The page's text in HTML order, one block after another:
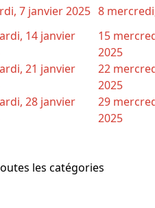
7 janvier 2025 8
14 janvier
15
2025
21 janvier
22
2025
28 janvier
29
2025
les catégories